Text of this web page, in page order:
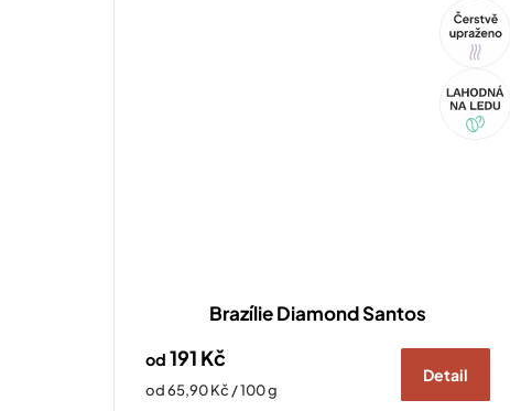
Tip
Brazílie Diamond Santos
od 191 Kč
Měrná
od 65,90 Kč / 100 g
Detail